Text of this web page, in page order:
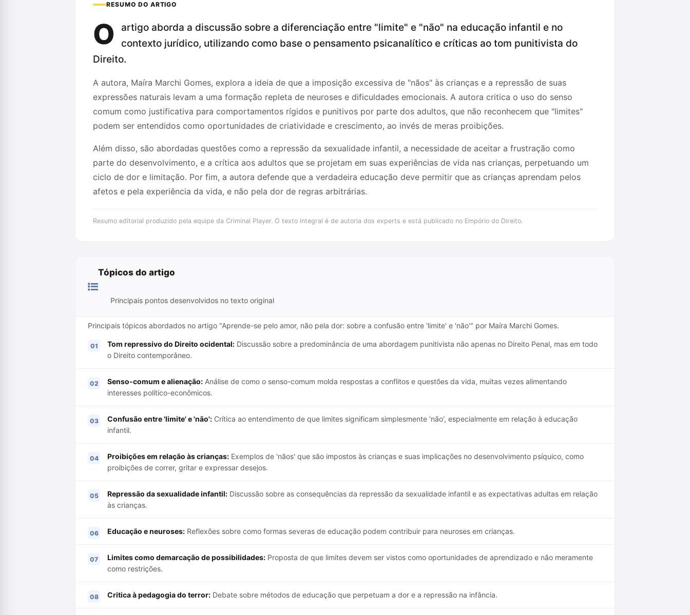
RESUMO DO ARTIGO
O
artigo aborda a discussão sobre a diferenciação entre "limite" e "não" na educação infantil e no
contexto jurídico, utilizando como base o pensamento psicanalítico e críticas ao tom punitivista do
Direito.
A autora, Maíra Marchi Gomes, explora a ideia de que a imposição excessiva de "nãos" às crianças e a repressão de suas
expressões naturais levam a uma formação repleta de neuroses e dificuldades emocionais. A autora critica o uso do senso
comum como justificativa para comportamentos rígidos e punitivos por parte dos adultos, que não reconhecem que "limites"
podem ser entendidos como oportunidades de criatividade e crescimento, ao invés de meras proibições.
Além disso, são abordadas questões como a repressão da sexualidade infantil, a necessidade de aceitar a frustração como
parte do desenvolvimento, e a crítica aos adultos que se projetam em suas experiências de vida nas crianças, perpetuando um
ciclo de dor e limitação. Por fim, a autora defende que a verdadeira educação deve permitir que as crianças aprendam pelos
afetos e pela experiência da vida, e não pela dor de regras arbitrárias.
Resumo editorial produzido pela equipe da Criminal Player. O texto integral é de autoria dos experts e está publicado no Empório do Direito.
Tópicos do artigo
Principais pontos desenvolvidos no texto original
Principais tópicos abordados no artigo "Aprende-se pelo amor, não pela dor: sobre a confusão entre 'limite' e 'não'" por Maíra Marchi Gomes.
Tom repressivo do Direito ocidental: Discussão sobre a predominância de uma abordagem punitivista não apenas no Direito Penal, mas em todo
o Direito contemporâneo.
Senso-comum e alienação: Análise de como o senso-comum molda respostas a conflitos e questões da vida, muitas vezes alimentando
interesses político-econômicos.
Confusão entre 'limite' e 'não': Crítica ao entendimento de que limites significam simplesmente 'não', especialmente em relação à educação
infantil.
Proibições em relação às crianças: Exemplos de 'nãos' que são impostos às crianças e suas implicações no desenvolvimento psíquico, como
proibições de correr, gritar e expressar desejos.
Repressão da sexualidade infantil: Discussão sobre as consequências da repressão da sexualidade infantil e as expectativas adultas em relação
às crianças.
Educação e neuroses: Reflexões sobre como formas severas de educação podem contribuir para neuroses em crianças.
Limites como demarcação de possibilidades: Proposta de que limites devem ser vistos como oportunidades de aprendizado e não meramente
como restrições.
Critica à pedagogia do terror: Debate sobre métodos de educação que perpetuam a dor e a repressão na infância.